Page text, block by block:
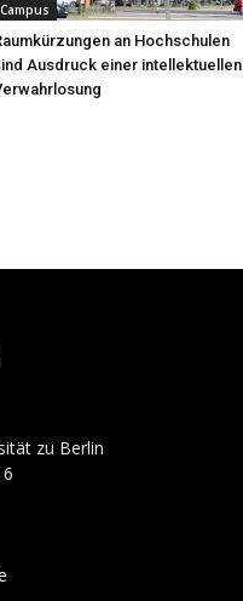
Campus
an Hochschulen
Ausdruck einer intellektuellen
zu Berlin